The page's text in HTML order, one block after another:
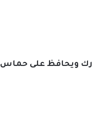
ويحافظ على حماس